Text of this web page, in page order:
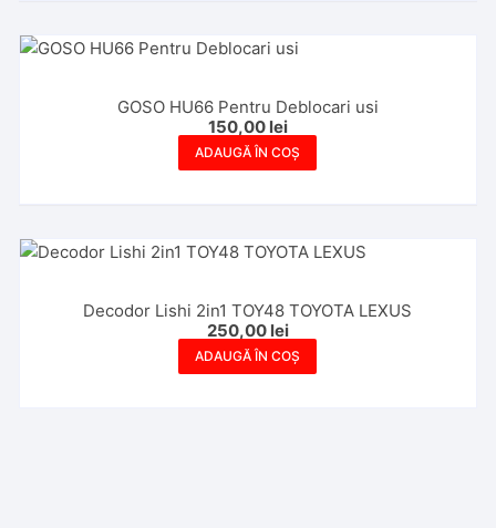
GOSO HU66 Pentru Deblocari usi
150,00 lei
ADAUGĂ ÎN COȘ
Decodor Lishi 2in1 TOY48 TOYOTA LEXUS
250,00 lei
ADAUGĂ ÎN COȘ